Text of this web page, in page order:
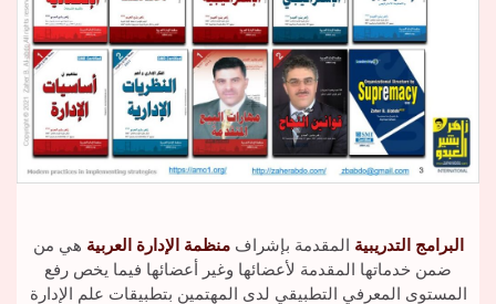
البرامج التدريبية المقدمة بإشرافمنظمة الإدارة العربية هي من
ضمن خدماتها المقدمة لأعضائها وغير أعضائها فيما يخص رفع
المستوى المعرفي التطبيقي لدى المهتمين بتطبيقات علم الإدارة